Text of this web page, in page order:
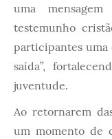
uma
testemunho
participantes uma
saída”,
juventude.
Ao retornarem
um momento de